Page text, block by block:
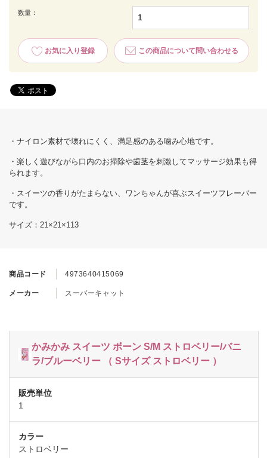
数量：
お気に入り登録 この商品について問い合わせる
商品コード 4973640415069
メーカー スーパーキャット
かみかみ スイーツ ボーン S/M ストロベリー/バニ
ラ/ブルーベリー （ Sサイズ ストロベリー ）
1
ストロベリー
・ナイロン素材で壊れにくく、満足感のある噛み心地です。
・楽しく遊びながら口内のお掃除や歯茎を刺激してマッサージ効果も得
られます。
・スイーツの香りがたまらない、ワンちゃんが喜ぶスイーツフレーバー
です。
サイズ：21×21×113